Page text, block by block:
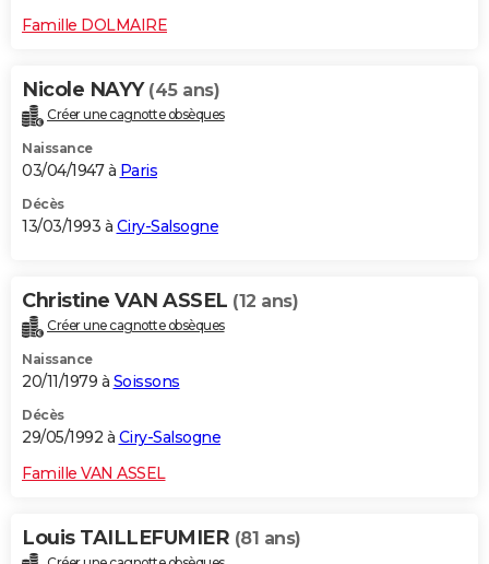
Famille DOLMAIRE
Nicole NAYY (45 ans)
Créer une cagnotte obsèques
Naissance
03/04/1947 à Paris
Décès
13/03/1993 à Ciry-Salsogne
Christine VAN ASSEL (12 ans)
Créer une cagnotte obsèques
Naissance
20/11/1979 à Soissons
Décès
29/05/1992 à Ciry-Salsogne
Famille VAN ASSEL
Louis TAILLEFUMIER (81 ans)